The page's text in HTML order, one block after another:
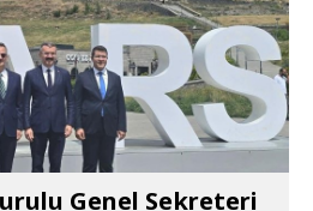
Genel Sekreteri